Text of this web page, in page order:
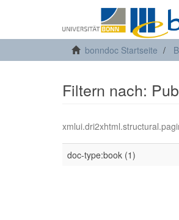
bonndoc Startseite
Filtern nach:
doc-type:book (1)